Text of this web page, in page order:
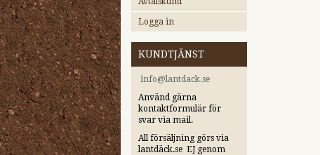
Logga in
KUNDTJÄNST
info@lantdack.se
Använd gärna
kontaktformulär för
svar via mail.
All försäljning görs via
lantdäck.se EJ genom